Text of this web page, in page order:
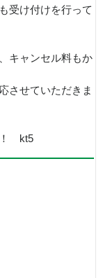
受け付けを行って
キャンセル料もか
させていただきま
！ kt5